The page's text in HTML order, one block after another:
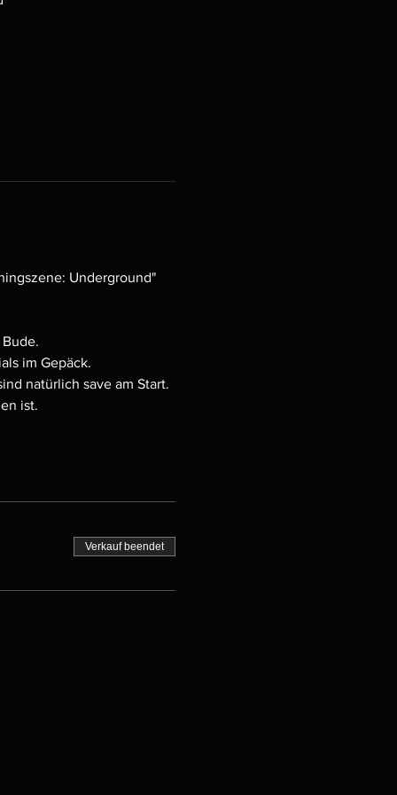
Underground"
im Gepäck.
natürlich save am Start.
ist.
Verkauf beendet